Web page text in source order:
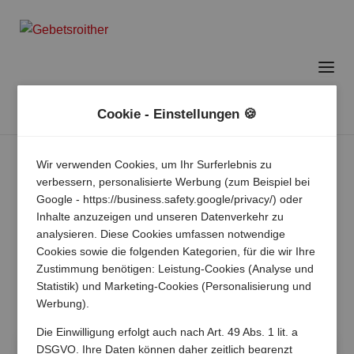
Cookie - Einstellungen 🍪
Wir verwenden Cookies, um Ihr Surferlebnis zu
verbessern, personalisierte Werbung (zum Beispiel bei
Google - https://business.safety.google/privacy/) oder
Inhalte anzuzeigen und unseren Datenverkehr zu
analysieren. Diese Cookies umfassen notwendige
Cookies sowie die folgenden Kategorien, für die wir Ihre
Zustimmung benötigen: Leistung-Cookies (Analyse und
Statistik) und Marketing-Cookies (Personalisierung und
Werbung).
Die Einwilligung erfolgt auch nach Art. 49 Abs. 1 lit. a
DSGVO. Ihre Daten können daher zeitlich begrenzt